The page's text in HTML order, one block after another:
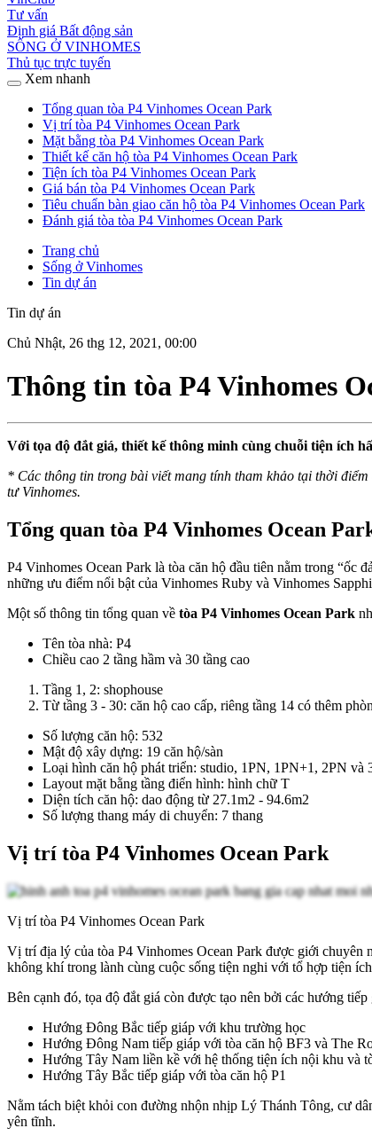
Tư vấn
Định giá Bất động sản
SỐNG Ở VINHOMES
Thủ tục trực tuyến
Xem nhanh
Tổng quan tòa P4 Vinhomes Ocean Park
Vị trí tòa P4 Vinhomes Ocean Park
Mặt bằng tòa P4 Vinhomes Ocean Park
Thiết kế căn hộ tòa P4 Vinhomes Ocean Park
Tiện ích tòa P4 Vinhomes Ocean Park
Giá bán tòa P4 Vinhomes Ocean Park
Tiêu chuẩn bàn giao căn hộ tòa P4 Vinhomes Ocean Park
Đánh giá tòa tòa P4 Vinhomes Ocean Park
Trang chủ
Sống ở Vinhomes
Tin dự án
Tin dự án
Chủ Nhật, 26 thg 12, 2021, 00:00
Thông tin tòa P4 Vinhomes
Với tọa độ đắt giá, thiết kế thông minh cùng chuỗi tiện ích
* Các thông tin trong bài viết mang tính tham khảo tại thời
tư Vinhomes.
Tổng quan tòa P4 Vinhomes Ocean
P4 Vinhomes Ocean Park là tòa căn hộ đầu tiên nằm trong “ốc
những ưu điểm nổi bật của Vinhomes Ruby và Vinhomes
Một số thông tin tổng quan về tòa P4 Vinhomes Ocean Park
Tên tòa nhà: P4
Chiều cao 2 tầng hầm và 30 tầng cao
Tầng 1, 2: shophouse
Từ tầng 3 - 30: căn hộ cao cấp, riêng tầng 14 có thêm
Số lượng căn hộ: 532
Mật độ xây dựng: 19 căn hộ/sàn
Loại hình căn hộ phát triển: studio, 1PN, 1PN+1, 2PN và
Layout mặt bằng tầng điển hình: hình chữ T
Diện tích căn hộ: dao động từ 27.1m2 - 94.6m2
Số lượng thang máy di chuyển: 7 thang
Vị trí tòa P4 Vinhomes Ocean Park
Vị trí tòa P4 Vinhomes Ocean Park
Vị trí địa lý của tòa P4 Vinhomes Ocean Park được giới chuyên
không khí trong lành cùng cuộc sống tiện nghi với tổ hợp tiện
Bên cạnh đó, tọa độ đắt giá còn được tạo nên bởi các hướng tiếp
Hướng Đông Bắc tiếp giáp với khu trường học
Hướng Đông Nam tiếp giáp với tòa căn hộ BF3 và The
Hướng Tây Nam liền kề với hệ thống tiện ích nội khu và
Hướng Tây Bắc tiếp giáp với tòa căn hộ P1
Nằm tách biệt khỏi con đường nhộn nhịp Lý Thánh Tông, cư
yên tĩnh.